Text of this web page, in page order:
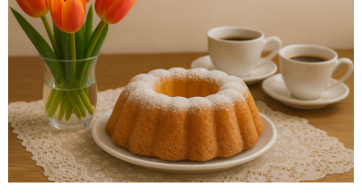
ZDRAVÉ PEČENÍ
DÁRKOVÉ POUKAZY
TÉMATICKÉ PRODUKTY
PROFI BALENÍ